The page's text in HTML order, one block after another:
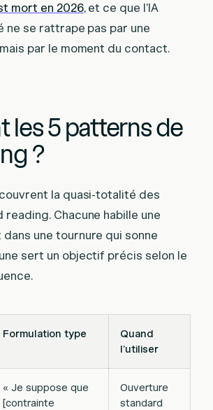
mort en 2026, et ce que l’IA
ne se rattrape pas par une
par le moment du contact.
les 5 patterns de
?
la quasi-totalité des
Chacune habille une
une tournure qui sonne
sert un objectif précis selon le
Formulation type
Quand
l’utiliser
« Je suppose que
[contrainte
Ouverture
standard